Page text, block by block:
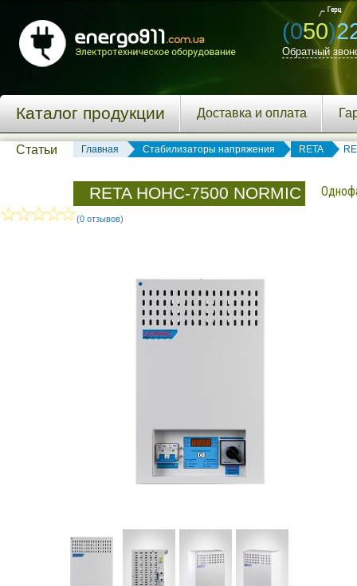
(050)
Обратный
Каталог продукции Доставка и оплата
Статьи Главная Стабилизаторы напряжения RETA
RETA НОНС-7500 NORMIC
(0 отзывов)